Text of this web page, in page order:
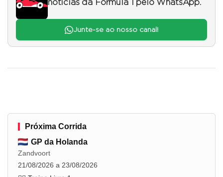
notícias da Fórmula 1 pelo WhatsApp.
Junte-se ao nosso canal!
Próxima Corrida
GP da Holanda
Zandvoort
21/08/2026 a 23/08/2026